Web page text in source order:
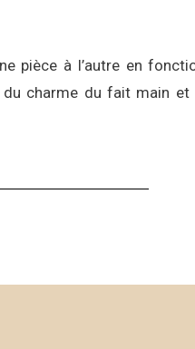
pièce à l’autre en
charme du fait main et